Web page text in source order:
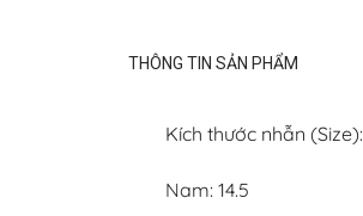
THÔNG TIN SẢN PHẨM
Kích thước nhẫn (Size):
Nam: 14.5